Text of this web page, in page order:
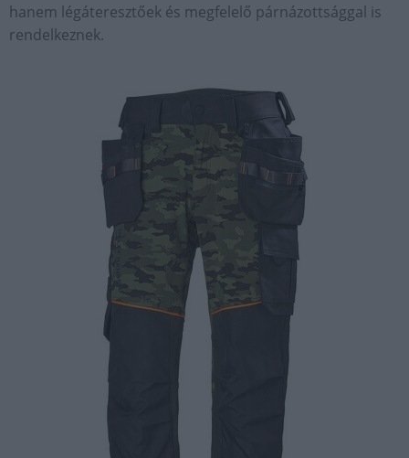
hanem légáteresztőek és megfelelő párnázottsággal is
rendelkeznek.